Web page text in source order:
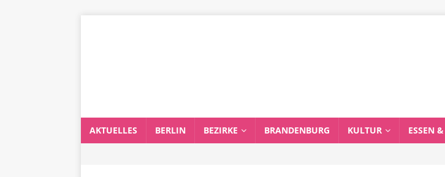
AKTUELLES BERLIN BEZIRKE BRANDENBURG KULTUR ESSEN